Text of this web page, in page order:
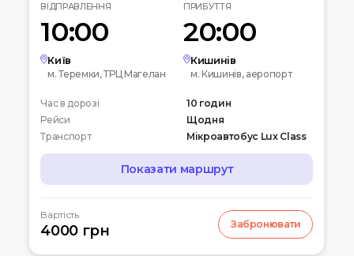
ВІДПРАВЛЕННЯ
10:00
Київ
м. Теремки, ТРЦ Магелан
ПРИБУТТЯ
20:00
Кишинів
м. Кишинів, аеропорт
Транспорт Мікроавтобус Lux Class
Час в дорозі
10 годин
Рейси
Щодня
Показати маршрут
07:00 Чернігів
Автостанція
Вартість
4000 грн Забронювати